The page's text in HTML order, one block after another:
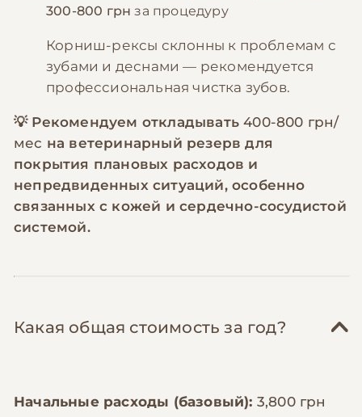
300-800 грн за процедуру
Корниш-рексы склонны к проблемам с
зубами и деснами — рекомендуется
профессиональная чистка зубов.
💡 Рекомендуем откладывать400-800 грн/
мес на ветеринарный резерв для
покрытия плановых расходов и
непредвиденных ситуаций, особенно
связанных с кожей и сердечно-сосудистой
системой.
Какая общая стоимость за год?
Начальные расходы (базовый): 3,800 грн